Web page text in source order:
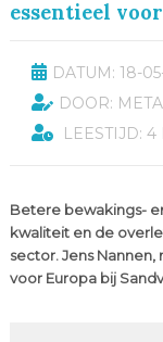
essentieel
DATUM: 18-
DOOR:
LEESTIJD:
Betere bewakings-
kwaliteit en de
sector. Jens
voor Europa bij